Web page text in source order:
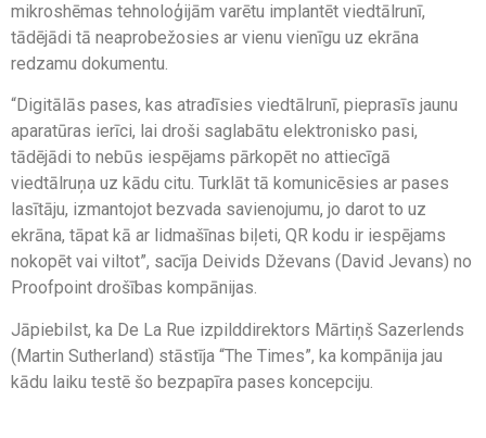
mikroshēmas tehnoloģijām varētu implantēt viedtālrunī,
tādējādi tā neaprobežosies ar vienu vienīgu uz ekrāna
redzamu dokumentu.
“Digitālās pases, kas atradīsies viedtālrunī, pieprasīs jaunu
aparatūras ierīci, lai droši saglabātu elektronisko pasi,
tādējādi to nebūs iespējams pārkopēt no attiecīgā
viedtālruņa uz kādu citu. Turklāt tā komunicēsies ar pases
lasītāju, izmantojot bezvada savienojumu, jo darot to uz
ekrāna, tāpat kā ar lidmašīnas biļeti, QR kodu ir iespējams
nokopēt vai viltot”, sacīja Deivids Dževans (David Jevans) no
Proofpoint drošības kompānijas.
Jāpiebilst, ka De La Rue izpilddirektors Mārtiņš Sazerlends
(Martin Sutherland) stāstīja “The Times”, ka kompānija jau
kādu laiku testē šo bezpapīra pases koncepciju.